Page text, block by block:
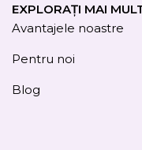
EXPLORAȚI MAI
Avantajele noastre
Pentru noi
Blog